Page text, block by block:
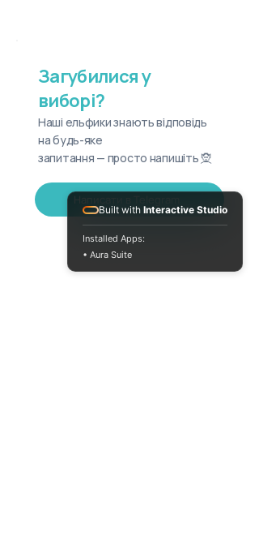
Загубилися у
виборі?
Наші ельфики знають відповідь
на будь-яке
запитання — просто напишіть 🧝
Написати в Telegram
Built with Interactive Studio
Installed Apps:
• Aura Suite